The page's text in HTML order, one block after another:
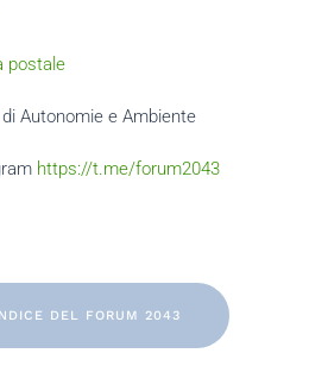
postale
di Autonomie e Ambiente
https://t.me/forum2043
DEL FORUM 2043